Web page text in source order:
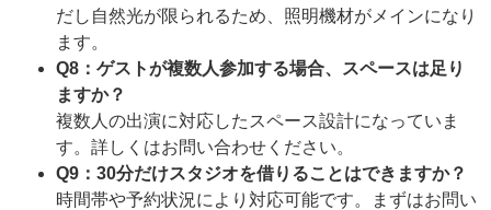
だし自然光が限られるため、照明機材がメインになり
ます。
Q8：ゲストが複数人参加する場合、スペースは足り
ますか？
複数人の出演に対応したスペース設計になっていま
す。詳しくはお問い合わせください。
Q9：30分だけスタジオを借りることはできますか？
時間帯や予約状況により対応可能です。まずはお問い